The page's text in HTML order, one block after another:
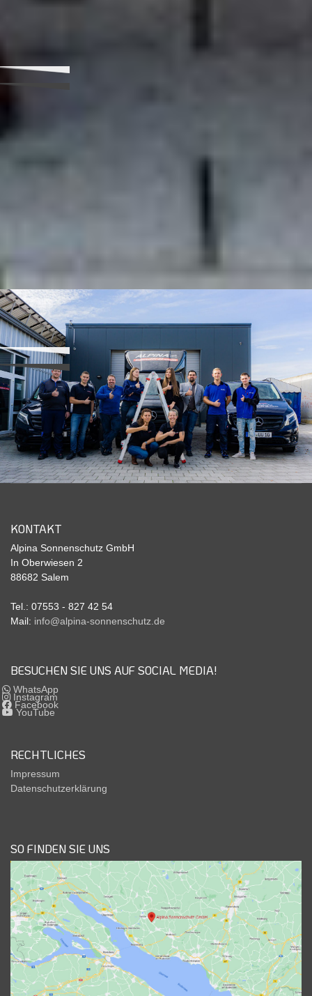
KONTAKT
Alpina Sonnenschutz GmbH
In Oberwiesen 2
88682 Salem
Tel.: 07553 - 827 42 54
Mail: info@alpina-sonnenschutz.de
BESUCHEN SIE UNS AUF SOCIAL MEDIA!
WhatsApp
Instagram
Facebook
YouTube
RECHTLICHES
Impressum
Datenschutzerklärung
SO FINDEN SIE UNS